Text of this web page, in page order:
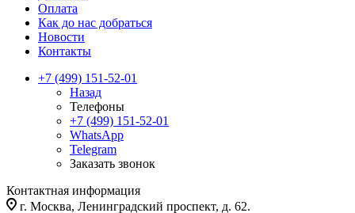
Оплата
Как до нас добраться
Новости
Контакты
+7 (499) 151-52-01
Назад
Телефоны
+7 (499) 151-52-01
WhatsApp
Telegram
Заказать звонок
Контактная информация
г. Москва, Ленинградский проспект, д. 62.